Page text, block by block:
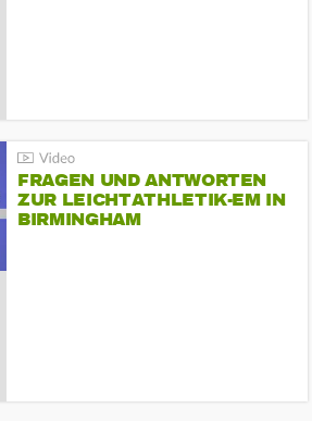
FRAGEN UND ANTWORTEN
ZUR LEICHTATHLETIK-EM IN
BIRMINGHAM